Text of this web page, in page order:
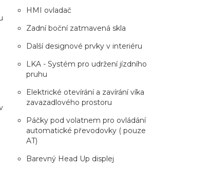
HMI ovladač
Zadní boční zatmavená skla
Další designové prvky v interiéru
LKA - Systém pro udržení jízdního
pruhu
Elektrické otevírání a zavírání víka
zavazadlového prostoru
Páčky pod volatnem pro ovládání
automatické převodovky ( pouze
AT)
Barevný Head Up displej